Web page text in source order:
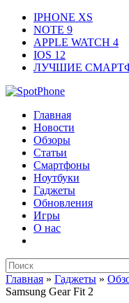
IPHONE XS
NOTE 9
APPLE WATCH 4
IOS 12
ЛУЧШИЕ
Главная
Новости
Обзоры
Статьи
Смартфоны
Ноутбуки
Гаджеты
Обновления
Игры
О нас
Главная » Гаджеты »
Samsung Gear Fit 2